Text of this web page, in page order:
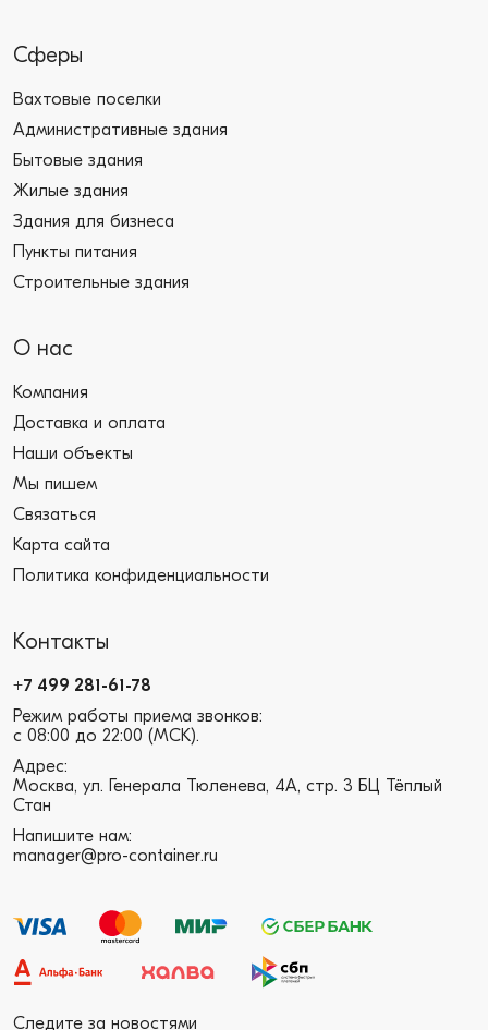
Сферы
Вахтовые поселки
Административные здания
Бытовые здания
Жилые здания
Здания для бизнеса
Пункты питания
Строительные здания
О нас
Компания
Доставка и оплата
Наши объекты
Мы пишем
Связаться
Карта сайта
Политика конфиденциальности
Контакты
+7 499 281-61-78
Режим работы приема звонков:
с 08:00 до 22:00 (МСК).
Адрес:
Москва, ул. Генерала Тюленева, 4А, стр. 3 БЦ Тёплый
Стан
Напишите нам:
manager@pro-container.ru
Следите за новостями